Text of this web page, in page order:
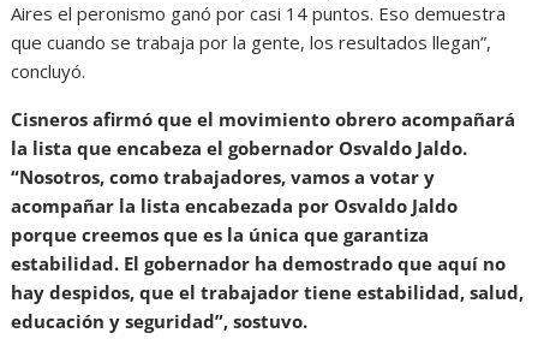
Aires el peronismo ganó por casi 14 puntos. Eso demuestra
que cuando se trabaja por la gente, los resultados llegan”,
concluyó.
Cisneros afirmó que el movimiento obrero acompañará
la lista que encabeza el gobernador Osvaldo Jaldo.
“Nosotros, como trabajadores, vamos a votar y
acompañar la lista encabezada por Osvaldo Jaldo
porque creemos que es la única que garantiza
estabilidad. El gobernador ha demostrado que aquí no
hay despidos, que el trabajador tiene estabilidad, salud,
educación y seguridad”, sostuvo.